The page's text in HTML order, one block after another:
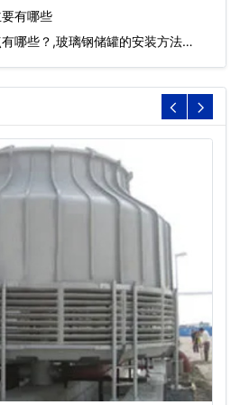
有哪些
哪些？,玻璃钢储罐的安装方法…